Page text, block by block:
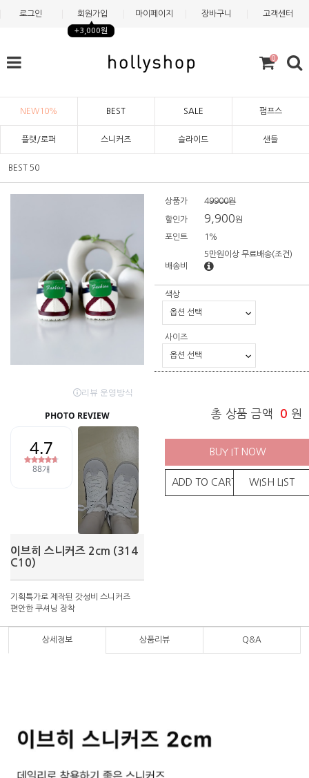
로그인 회원가입
+3,000원
마이페이지 장바구니 고객센터
0
NEW10% BEST SALE 펌프스
플랫/로퍼 스니커즈 슬라이드 샌들
BEST 50
이브히 스니커즈 2cm (314
C10)
기획특가로 제작된 갓성비 스니커즈
편안한 쿠셔닝 장착
상품가 49900원
할인가 9,900원
포인트 1%
배송비
5만원이상 무료배송(조건)
색상
사이즈
총 상품 금액 0 원
BUY IT NOW
ADD TO CART WISH LIST
상세정보 상품리뷰 Q&A